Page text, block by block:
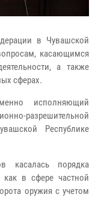
в Чувашской
касающимся
а также
сферах.
исполняющий
разрешительной
Республике
касалась порядка
как в сфере частной
оружия с учетом